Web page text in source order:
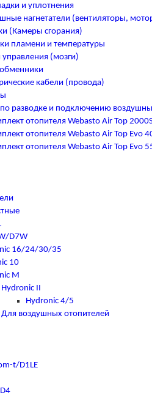
и уплотнения
нагнетатели (вентиляторы,
(Камеры сгорания)
пламени и температуры
управления (мозги)
кабели (провода)
разводке и подключению
отопителя Webasto Air Top
отопителя Webasto Air Top Evo
отопителя Webasto Air Top Evo
D7W
16/24/30/35
10
M
Hydronic II
Hydronic 4/5
Для воздушных отопителей
t/D1LE